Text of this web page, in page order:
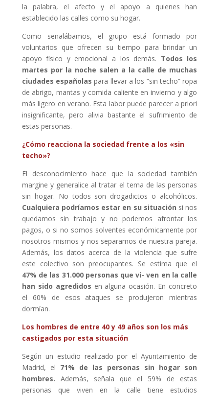
la palabra, el afecto y el apoyo a quienes han
establecido las calles como su hogar.
Como señalábamos, el grupo está formado por
voluntarios que ofrecen su tiempo para brindar un
apoyo físico y emocional a los demás. Todos los
martes por la noche salen a la calle de muchas
ciudades españolas para llevar a los “sin techo” ropa
de abrigo, mantas y comida caliente en invierno y algo
más ligero en verano. Esta labor puede parecer a priori
insignificante, pero alivia bastante el sufrimiento de
estas personas.
¿Cómo reacciona la sociedad frente a los «sin
techo»?
El desconocimiento hace que la sociedad también
margine y generalice al tratar el tema de las personas
sin hogar. No todos son drogadictos o alcohólicos.
Cualquiera podríamos estar en su situación si nos
quedamos sin trabajo y no podemos afrontar los
pagos, o si no somos solventes económicamente por
nosotros mismos y nos separamos de nuestra pareja.
Además, los datos acerca de la violencia que sufre
este colectivo son preocupantes. Se estima que el
47% de las 31.000 personas que vi- ven en la calle
han sido agredidos en alguna ocasión. En concreto
el 60% de esos ataques se produjeron mientras
dormían.
Los hombres de entre 40 y 49 años son los más
castigados por esta situación
Según un estudio realizado por el Ayuntamiento de
Madrid, el 71% de las personas sin hogar son
hombres. Además, señala que el 59% de estas
personas que viven en la calle tiene estudios